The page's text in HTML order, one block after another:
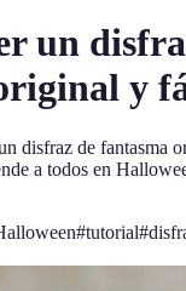
un
y
disfraz de fantasma
a todos en
#tutorial#